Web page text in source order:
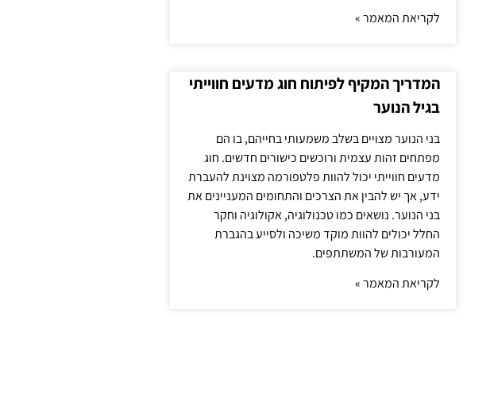
לקריאת המאמר »
המדריך המקיף לפיתוח חוג מדעים חווייתי
בגיל הנוער
בני הנוער מצויים בשלב משמעותי בחייהם, בו הם
מפתחים זהות עצמית ורוכשים כישורים חדשים. חוג
מדעים חווייתי יכול להוות פלטפורמה מצוינת להעברת
ידע, אך יש להבין את הצרכים והתחומים המעניינים את
בני הנוער. נושאים כמו טכנולוגיה, אקולוגיה וחקר
החלל יכולים להוות מוקד משיכה ולסייע בהגברת
המעורבות של המשתתפים.
לקריאת המאמר »